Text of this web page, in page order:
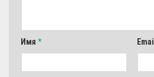
Имя * Email